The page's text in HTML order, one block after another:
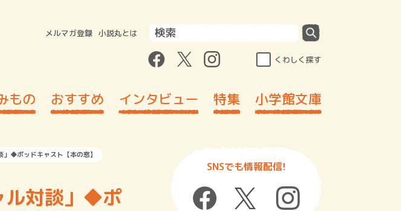
メルマガ登録 小説丸とは
くわしく探す
もの おすすめ インタビュー 特集 小学館文庫
◆ポッドキャスト【本の窓】
ル対談」◆ポ
SNSでも情報配信!